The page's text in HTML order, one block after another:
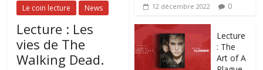
Le coin lecture News
Lecture : Les
vies de The
Walking Dead.
12 décembre 2022 0
Lecture
: The
Art of A